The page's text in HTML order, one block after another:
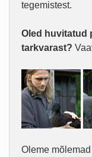
tegemistest.
Oled huvitatud
tarkvarast?
Oleme